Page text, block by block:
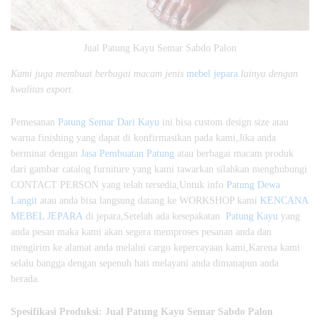
Jual Patung Kayu Semar Sabdo Palon
Kami juga membuat berbagai macam jenis mebel jepara lainya dengan
kwalitas export.
Pemesanan Patung Semar Dari Kayu ini bisa custom design size atau
warna finishing yang dapat di konfirmasikan pada kami,Jika anda
berminat dengan Jasa Pembuatan Patung atau berbagai macam produk
dari gambar catalog furniture yang kami tawarkan silahkan menghubungi
CONTACT PERSON yang telah tersedia,Untuk info Patung Dewa
Langit atau anda bisa langsung datang ke WORKSHOP kami KENCANA
MEBEL JEPARA di jepara,Setelah ada kesepakatan Patung Kayu yang
anda pesan maka kami akan segera memproses pesanan anda dan
mengirim ke alamat anda melalui cargo kepercayaan kami,Karena kami
selalu bangga dengan sepenuh hati melayani anda dimanapun anda
berada.
Spesifikasi Produksi: Jual Patung Kayu Semar Sabdo Palon